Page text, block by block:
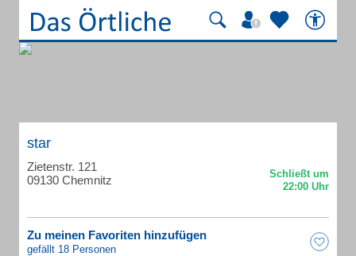
star
Zietenstr. 121
09130 Chemnitz
Zu meinen Favoriten hinzufügen
gefällt 18 Personen